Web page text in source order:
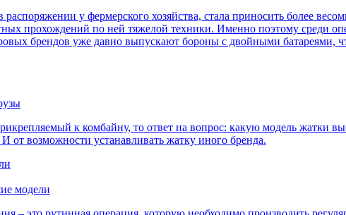
распоряжении у фермерского хозяйства, стала приносить более
прохождений по ней тяжелой техники. Именно поэтому среди
брендов уже давно выпускают бороны с двойными батареями,
к комбайну, то ответ на вопрос: какую модель жатки
от возможности устанавливать жатку иного бренда.